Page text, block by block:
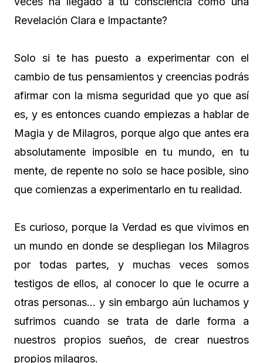
Revelación Clara e Impactante?
Solo si te has puesto a experimentar con el
cambio de tus pensamientos y creencias podrás
afirmar con la misma seguridad que yo que así
es, y es entonces cuando empiezas a hablar de
Magia y de Milagros, porque algo que antes era
absolutamente imposible en tu mundo, en tu
mente, de repente no solo se hace posible, sino
que comienzas a experimentarlo en tu realidad.
Es curioso, porque la Verdad es que vivimos en
un mundo en donde se despliegan los Milagros
por todas partes, y muchas veces somos
testigos de ellos, al conocer lo que le ocurre a
otras personas… y sin embargo aún luchamos y
sufrimos cuando se trata de darle forma a
nuestros propios sueños, de crear nuestros
propios milagros.